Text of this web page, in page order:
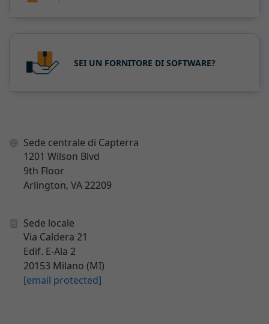
SEI UN FORNITORE DI SOFTWARE?
Sede centrale di Capterra
1201 Wilson Blvd
9th Floor
Arlington, VA 22209
Sede locale
Via Caldera 21
Edif. E-Ala 2
20153 Milano (MI)
[email protected]